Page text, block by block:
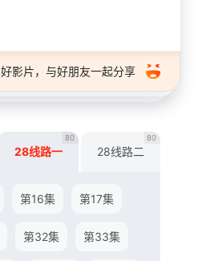
好影片，与好朋友一起分享
28线路一
80
28线路二
80
第16集 第17集
第32集 第33集